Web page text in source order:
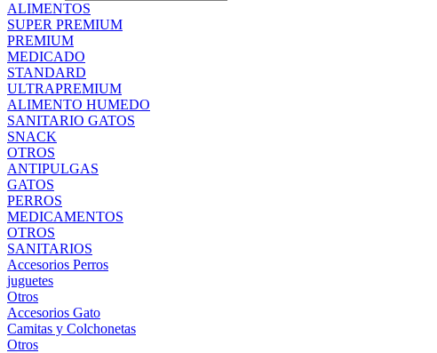
ALIMENTOS
SUPER PREMIUM
PREMIUM
MEDICADO
STANDARD
ULTRAPREMIUM
ALIMENTO HUMEDO
SANITARIO GATOS
SNACK
OTROS
ANTIPULGAS
GATOS
PERROS
MEDICAMENTOS
OTROS
SANITARIOS
Accesorios Perros
juguetes
Otros
Accesorios Gato
Camitas y Colchonetas
Otros